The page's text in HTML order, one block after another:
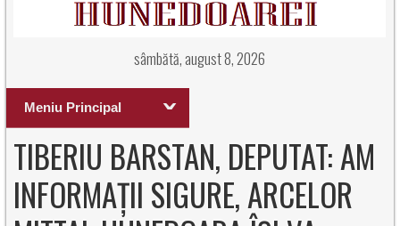
sâmbătă, august 8, 2026
Meniu Principal
TIBERIU BARSTAN, DEPUTAT: AM
INFORMAȚII SIGURE, ARCELOR